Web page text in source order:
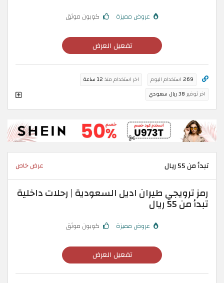
عروض مميزة كوبون موثق
تفعيل العرض
269 استخدام اليوم اخر استخدام منذ 12 ساعة
اخر توفير 38 ريال سعودي
تبدأ من 55 ريال عرض خاص
رمز ترويجي طيران اديل السعودية | رحلات داخلية
تبدأ من 55 ريال
عروض مميزة كوبون موثق
تفعيل العرض